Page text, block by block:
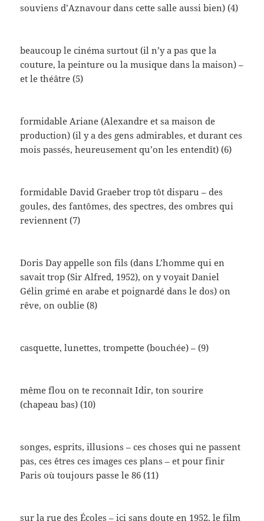
souviens d’Aznavour dans cette salle aussi bien) (4)
beaucoup le cinéma surtout (il n’y a pas que la
couture, la peinture ou la musique dans la maison) –
et le théâtre (5)
formidable Ariane (Alexandre et sa maison de
production) (il y a des gens admirables, et durant ces
mois passés, heureusement qu’on les entendît) (6)
formidable David Graeber trop tôt disparu – des
goules, des fantômes, des spectres, des ombres qui
reviennent (7)
Doris Day appelle son fils (dans L’homme qui en
savait trop (Sir Alfred, 1952), on y voyait Daniel
Gélin grimé en arabe et poignardé dans le dos) on
rêve, on oublie (8)
casquette, lunettes, trompette (bouchée) – (9)
même flou on te reconnaît Idir, ton sourire
(chapeau bas) (10)
songes, esprits, illusions – ces choses qui ne passent
pas, ces êtres ces images ces plans – et pour finir
Paris où toujours passe le 86 (11)
sur la rue des Écoles – ici sans doute en 1952, le film